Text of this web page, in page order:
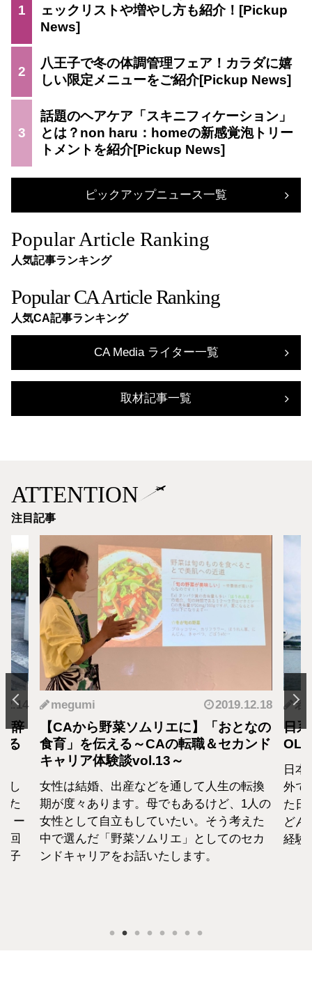
1
ェックリストや増やし方も紹介！
2
八王子で冬の体調管理フェア！カラダに嬉
しい限定メニューをご紹介
3
話題のヘアケア「スキニフィケーション」
とは？non haru：homeの新感覚泡トリー
トメントを紹介
ピックアップニュース一覧
Popular Article Ranking
人気記事ランキング
Popular CA Article Ranking
人気CA記事ランキング
CA Media ライター一覧
取材記事一覧
ATTENTION
注目記事
2019.12.18
リエに】「おとなの
CAの転職＆セカンド
～
どを通して人生の転換
母でもあるけど、1人の
ていたい。そう考えた
ムリエ」としてのセカ
いたします。
日系CAから海外OLに転職
OLを目指した理由
日本の会社を辞めていきなり
外で働くなんてハードルが高
た日系CAが、なぜ海外OLへ転
どんな想いで海外に飛び出し
経験をご紹介いたします。